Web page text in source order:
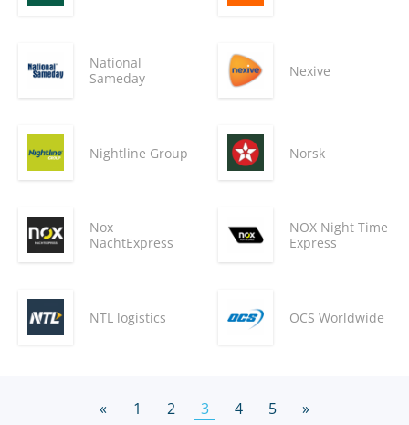
National
Sameday
Nexive
Nightline Group Norsk
Nox
NachtExpress
NOX Night Time
Express
NTL logistics OCS Worldwide
« 1 2 3 4 5 »